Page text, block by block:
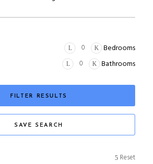
Bedrooms
Bathrooms
FILTER RESULTS
SAVE SEARCH
Reset